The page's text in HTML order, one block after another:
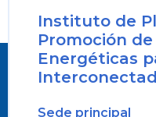
Instituto de
Promoción
Energéticas
Sede principal